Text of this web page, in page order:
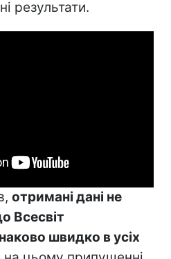
результати.
отримані дані не
Всесвіт
швидко в усіх